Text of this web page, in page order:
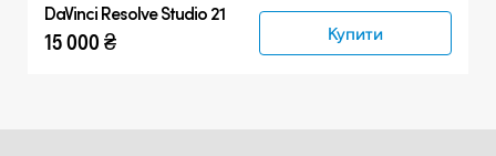
DaVinci Resolve Studio 21
15 000 ₴ Купити